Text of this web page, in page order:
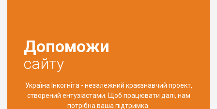
Допоможи
сайту
Україна Інкогніта - незалежний краєзнавчий проект,
створений ентузіастами. Щоб працювати далі, нам
потрібна ваша підтримка.